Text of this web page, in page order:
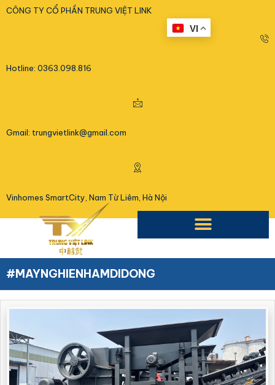
CÔNG TY CỔ PHẦN TRUNG VIỆT LINK
Hotline: 0363.098.816
Gmail: trungvietlink@gmail.com
Vinhomes SmartCity, Nam Từ Liêm, Hà Nội
#MAYNGHIENHAMDIDONG
VI